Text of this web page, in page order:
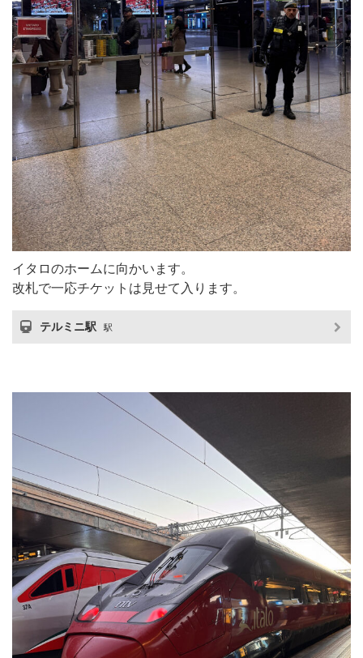
イタロのホームに向かいます。
改札で一応チケットは見せて入ります。
テルミニ駅 駅